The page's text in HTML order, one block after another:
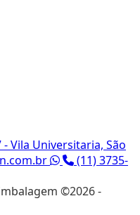
- Vila Universitaria, São
(11) 3735-
©2026 -